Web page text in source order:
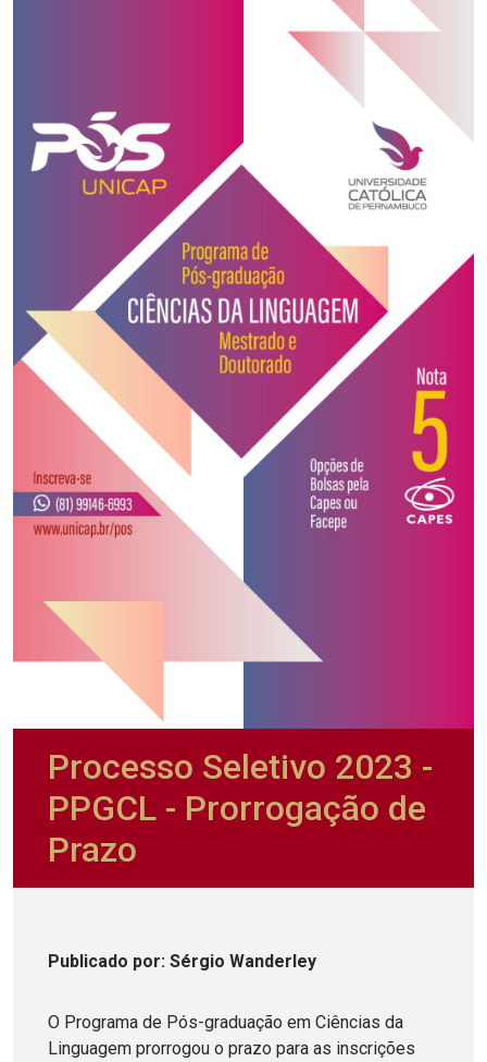
Processo Seletivo 2023 -
PPGCL - Prorrogação de
Prazo
Publicado por: Sérgio Wanderley
O Programa de Pós-graduação em Ciências da
Linguagem prorrogou o prazo para as inscrições